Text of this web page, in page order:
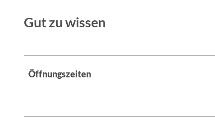
Gut zu wissen
Öffnungszeiten